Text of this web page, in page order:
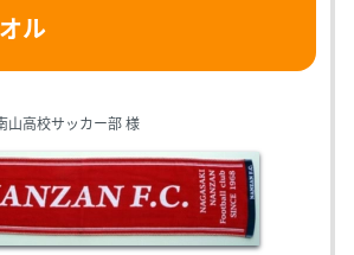
ル
山高校サッカー部 様